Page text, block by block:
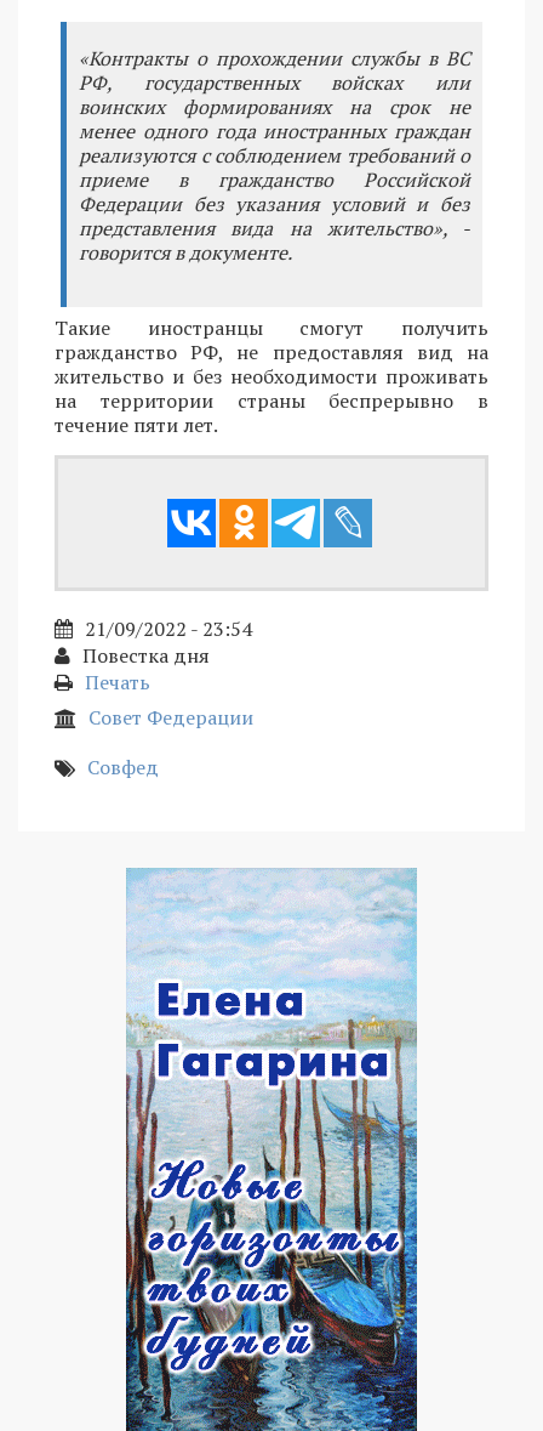
«Контракты о прохождении службы в ВС
РФ, государственных войсках или
воинских формированиях на срок не
менее одного года иностранных граждан
реализуются с соблюдением требований о
приеме в гражданство Российской
Федерации без указания условий и без
представления вида на жительство», -
говорится в документе.
Такие иностранцы смогут получить
гражданство РФ, не предоставляя вид на
жительство и без необходимости проживать
на территории страны беспрерывно в
течение пяти лет.
21/09/2022 - 23:54
Повестка дня
Печать
Совет Федерации
Совфед